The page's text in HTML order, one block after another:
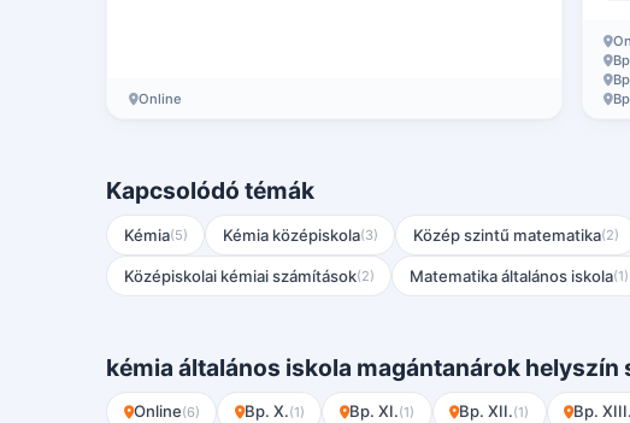
Online
Kapcsolódó témák
Kémia(5) Kémia középiskola(3) Közép szintű matematika(2)
Középiskolai kémiai számítások(2) Matematika általános iskola(1)
kémia általános iskola magántanárok helyszín
Online(6) Bp. X.(1) Bp. XI.(1) Bp. XII.(1) Bp. XIII.